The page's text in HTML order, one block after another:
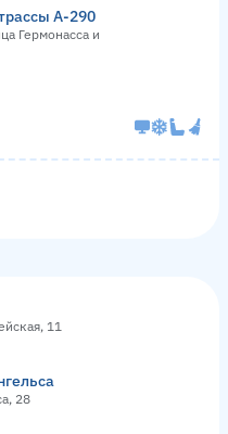
А-290
Гермонасса и
11
28